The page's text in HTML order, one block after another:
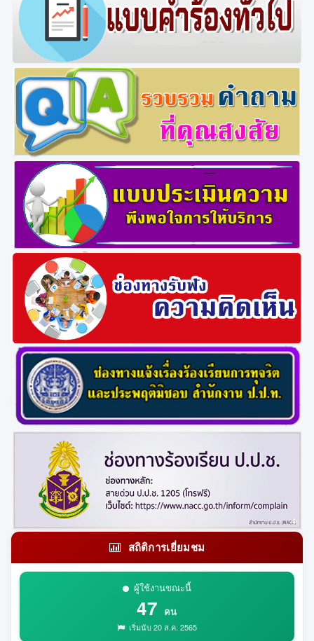
สถิติการเยี่ยมชม
ผู้ใช้งานขณะนี้
47 คน
เริ่มนับ 20 ส.ค. 2565